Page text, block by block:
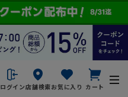
ログイン店舗検索お気に入り カート